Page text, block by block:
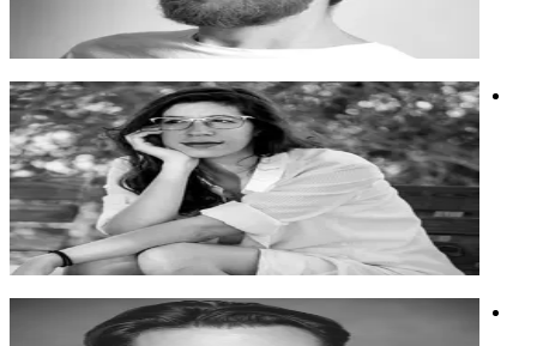
יצירתיות
מיה מגנט
אמנית, מרצה וחוקרת עצמאית שעוסקת באינטימיות, תרבות רשת
ובני נוער
אמנית, מרצה וחוקרת עצמאית שעוסקת באינטימיות, תרבות רשת
ובני נוער
אמנותבינה מלאכותית הורות
ישי רזיאל